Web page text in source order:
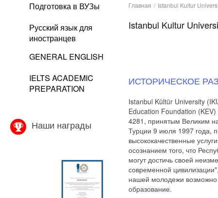
Подготовка в ВУЗы
Русский язык для
иностранцев
GENERAL ENGLISH
IELTS ACADEMIC
PREPARATION
Наши награды
Главная / Istanbul Kultur
Istanbul Kultur
ИСТОРИЧЕСКОЕ
Istanbul Kültür University
Education Foundation
4281, принятым Великим
Турции 9 июля 1997 года,
высококачественные
осознанием того, что
могут достичь своей
современной
нашей молодежи
образование.